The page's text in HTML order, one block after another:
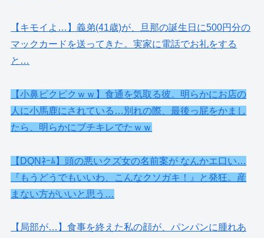
【キモイよ…】義弟(41歳)が、旦那の誕生日に500円分の
マックカードを送ってきた。実家に電話でお礼をする
と…
【小鼻ピクピクｗｗ】食通を気取る彼。明らかにお店の
人に小馬鹿にされている…別れの際、最後っ屁をかまし
たら、明らかにブチキレでたｗｗ
【DQNﾈｰﾑ】頭の悪いクズ女の名前案が なんかエ口い…
『もうどうでもいいわ、こんなクソガキ！』と発狂。産
まない方がいいと思う…
【局部が…】食事を終えた私の顔が、パンパンに腫れあ